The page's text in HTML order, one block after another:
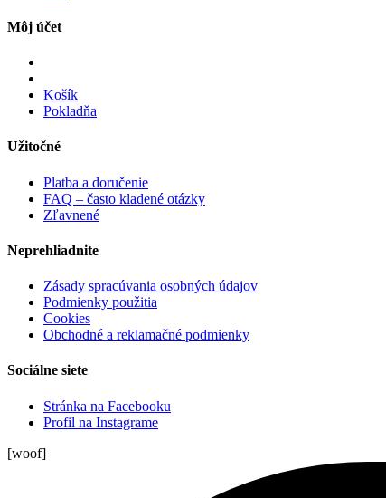
Môj účet
Košík
Pokladňa
Užitočné
Platba a doručenie
FAQ – často kladené otázky
Zľavnené
Neprehliadnite
Zásady spracúvania osobných údajov
Podmienky použitia
Cookies
Obchodné a reklamačné podmienky
Sociálne siete
Stránka na Facebooku
Profil na Instagrame
[woof]